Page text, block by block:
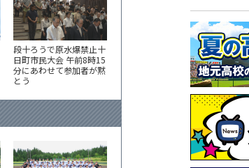
段十ろうで原水爆禁止十
日町市民大会 午前8時15
分にあわせて参加者が黙
とう